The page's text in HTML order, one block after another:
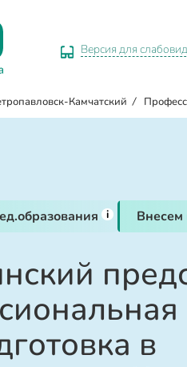
Версия для
Камчатский /
i
в